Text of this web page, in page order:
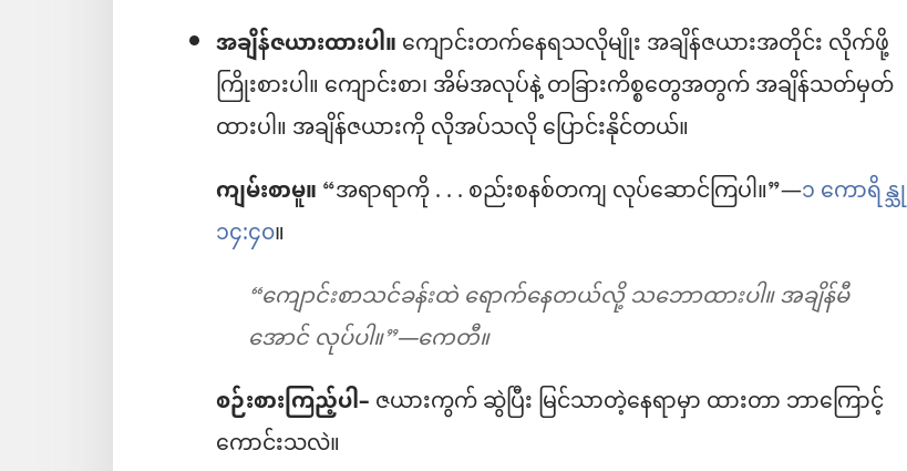
အချိန်ဇယားထားပါ။ကျောင်းတက်နေရသလိုမျိုး အချိန်ဇယားအတိုင်း လိုက်ဖို့
ကြိုးစားပါ။ ကျောင်းစာ၊ အိမ်အလုပ်နဲ့ တခြားကိစ္စတွေအတွက် အချိန်သတ်မှတ်
ထားပါ။ အချိန်ဇယားကို လိုအပ်သလို ပြောင်းနိုင်တယ်။
ကျမ်းစာမူ။“အရာရာကို . . . စည်းစနစ်တကျ လုပ်ဆောင်ကြပါ။”—၁ ကောရိန္သု
၁၄:၄၀။
“ကျောင်းစာသင်ခန်းထဲ ရောက်နေတယ်လို့ သဘောထားပါ။ အချိန်မီ
အောင် လုပ်ပါ။”—ကေတီ။
စဉ်းစားကြည့်ပါ–ဇယားကွက် ဆွဲပြီး မြင်သာတဲ့နေရာမှာ ထားတာ ဘာကြောင့်
ကောင်းသလဲ။